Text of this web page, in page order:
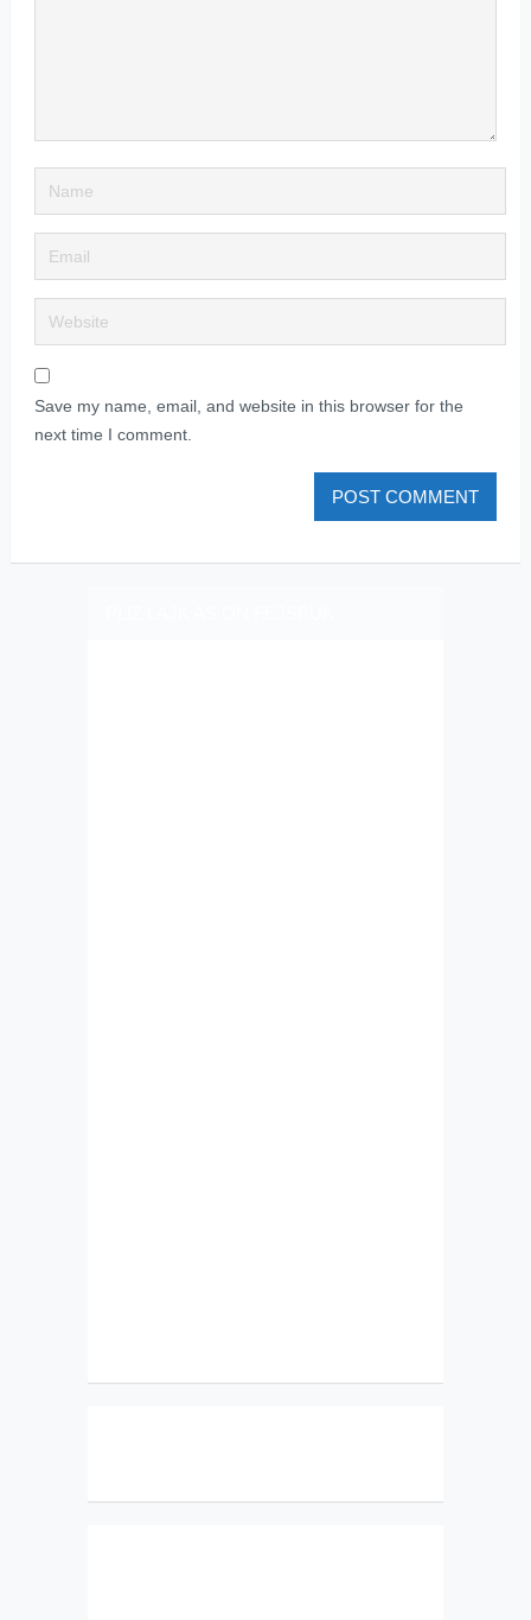
Save my name, email, and website in this browser for the
next time I comment.